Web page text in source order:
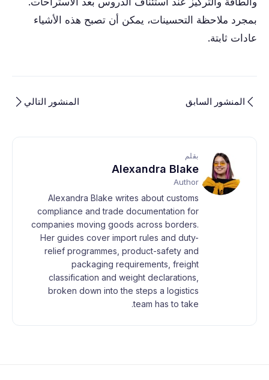
بمجرد ملاحظة التحسينات، يمكن أن تصبح هذه الأشياء
عادات ثابتة.
المنشور السابق المنشور التالي
بقلم
Alexandra Blake
Author
Alexandra Blake writes about customs
compliance and trade documentation for
companies moving goods across borders.
Her guides cover import rules and duty-
relief programmes, product-safety and
packaging requirements, freight
classification and weight declarations,
broken down into the steps a logistics
team has to take.